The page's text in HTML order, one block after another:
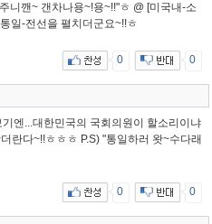
니깬~ 갠차나용~!용~!!"ㅎ @ [미국내-소
일-전선을 펼치더군요~!!ㅎ
0 0
엔...대한민국의 국회의원이 할소리이냐
란다~!!ㅎㅎㅎ P.S) "통일하러 왓~수다래
0 0